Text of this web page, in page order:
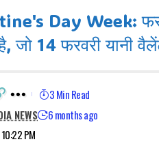
Day Week:
जो 14 फरवरी यानी
PM
NEWS 6 months ago
3 Min Read